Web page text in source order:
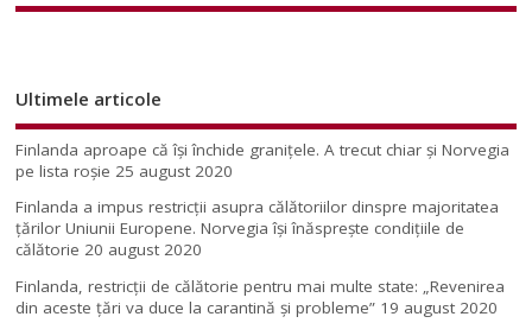
Ultimele articole
Finlanda aproape că își închide granițele. A trecut chiar și Norvegia
pe lista roșie 25 august 2020
Finlanda a impus restricţii asupra călătoriilor dinspre majoritatea
ţărilor Uniunii Europene. Norvegia își înăsprește condițiile de
călătorie 20 august 2020
Finlanda, restricţii de călătorie pentru mai multe state: „Revenirea
din aceste ţări va duce la carantină şi probleme” 19 august 2020